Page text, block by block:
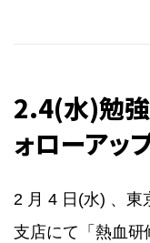
2.4(水)勉強
ォローアッ
2 月 4 日(水) 、東
支店にて「熱血研